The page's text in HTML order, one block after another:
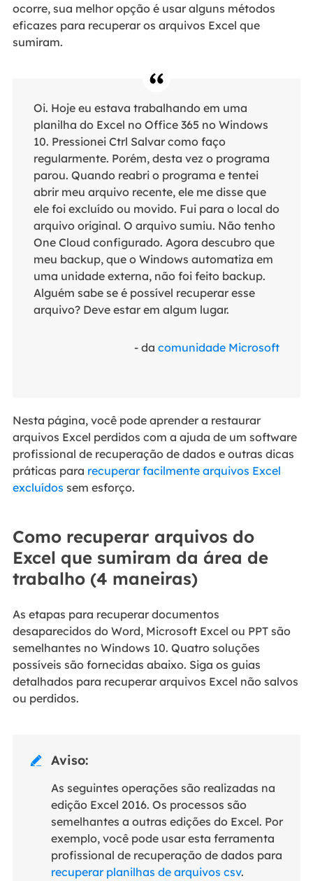
ocorre, sua melhor opção é usar alguns métodos
eficazes para recuperar os arquivos Excel que
sumiram.
Oi. Hoje eu estava trabalhando em uma
planilha do Excel no Office 365 no Windows
10. Pressionei Ctrl Salvar como faço
regularmente. Porém, desta vez o programa
parou. Quando reabri o programa e tentei
abrir meu arquivo recente, ele me disse que
ele foi excluído ou movido. Fui para o local do
arquivo original. O arquivo sumiu. Não tenho
One Cloud configurado. Agora descubro que
meu backup, que o Windows automatiza em
uma unidade externa, não foi feito backup.
Alguém sabe se é possível recuperar esse
arquivo? Deve estar em algum lugar.
- dacomunidade Microsoft
Nesta página, você pode aprender a restaurar
arquivos Excel perdidos com a ajuda de um software
profissional de recuperação de dados e outras dicas
práticas para recuperar facilmente arquivos Excel
excluídos sem esforço.
Como recuperar arquivos do
Excel que sumiram da área de
trabalho (4 maneiras)
As etapas para recuperar documentos
desaparecidos do Word, Microsoft Excel ou PPT são
semelhantes no Windows 10. Quatro soluções
possíveis são fornecidas abaixo. Siga os guias
detalhados para recuperar arquivos Excel não salvos
ou perdidos.
 Aviso:
As seguintes operações são realizadas na
edição Excel 2016. Os processos são
semelhantes a outras edições do Excel. Por
exemplo, você pode usar esta ferramenta
profissional de recuperação de dados para
recuperar planilhas de arquivos csv.